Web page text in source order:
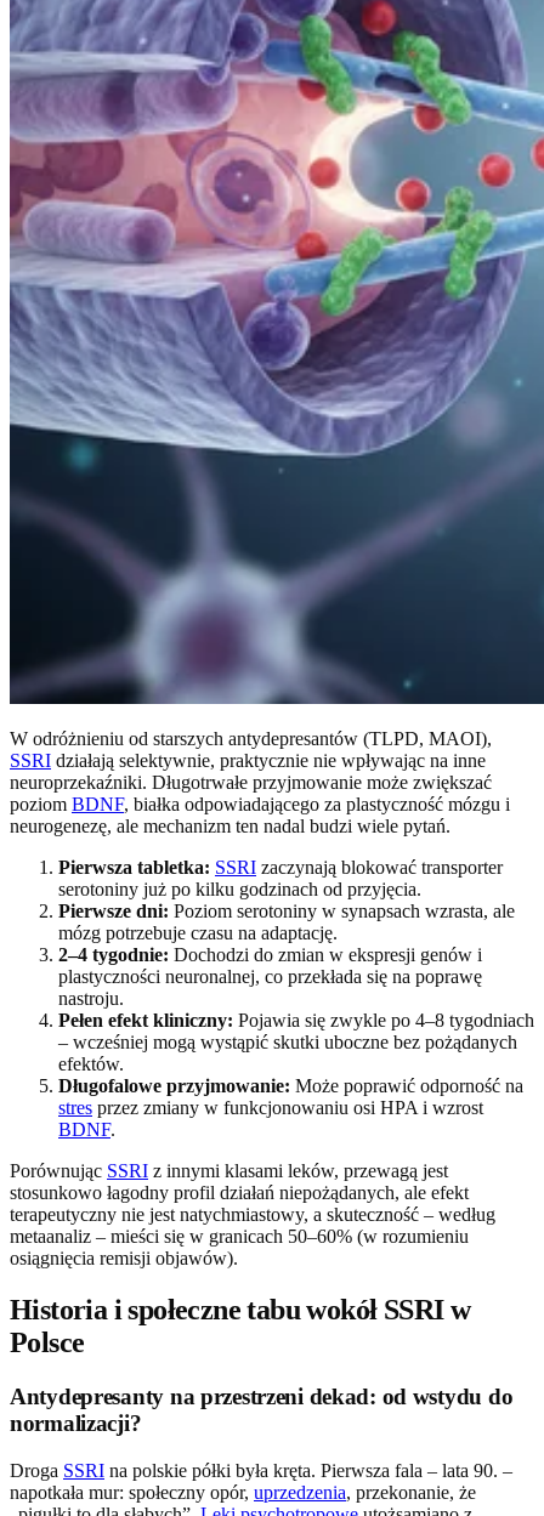
W odróżnieniu od starszych antydepresantów (TLPD, MAOI),
SSRI działają selektywnie, praktycznie nie wpływając na inne
neuroprzekaźniki. Długotrwałe przyjmowanie może zwiększać
poziom BDNF, białka odpowiadającego za plastyczność mózgu i
neurogenezę, ale mechanizm ten nadal budzi wiele pytań.
Pierwsza tabletka: SSRI zaczynają blokować transporter
serotoniny już po kilku godzinach od przyjęcia.
Pierwsze dni: Poziom serotoniny w synapsach wzrasta, ale
mózg potrzebuje czasu na adaptację.
2–4 tygodnie: Dochodzi do zmian w ekspresji genów i
plastyczności neuronalnej, co przekłada się na poprawę
nastroju.
Pełen efekt kliniczny: Pojawia się zwykle po 4–8 tygodniach
– wcześniej mogą wystąpić skutki uboczne bez pożądanych
efektów.
Długofalowe przyjmowanie: Może poprawić odporność na
stres przez zmiany w funkcjonowaniu osi HPA i wzrost
BDNF.
Porównując SSRI z innymi klasami leków, przewagą jest
stosunkowo łagodny profil działań niepożądanych, ale efekt
terapeutyczny nie jest natychmiastowy, a skuteczność – według
metaanaliz – mieści się w granicach 50–60% (w rozumieniu
osiągnięcia remisji objawów).
Historia i społeczne tabu wokół SSRI w
Polsce
Antydepresanty na przestrzeni dekad: od wstydu do
normalizacji?
Droga SSRI na polskie półki była kręta. Pierwsza fala – lata 90. –
napotkała mur: społeczny opór, uprzedzenia, przekonanie, że